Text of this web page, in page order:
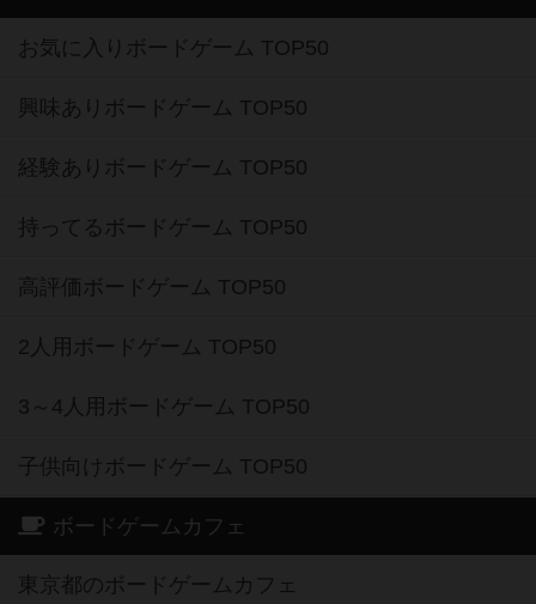
お気に入りボードゲーム TOP50
興味ありボードゲーム TOP50
経験ありボードゲーム TOP50
持ってるボードゲーム TOP50
高評価ボードゲーム TOP50
2人用ボードゲーム TOP50
3～4人用ボードゲーム TOP50
子供向けボードゲーム TOP50
ボードゲームカフェ
東京都のボードゲームカフェ